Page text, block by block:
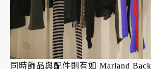
同時飾品與配件則有如 Marland